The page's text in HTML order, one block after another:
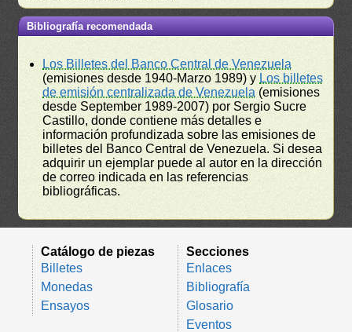
Bibliografía recomendada
Los Billetes del Banco Central de Venezuela
(emisiones desde 1940-Marzo 1989) y Los billetes
de emisión centralizada de Venezuela (emisiones
desde September 1989-2007) por Sergio Sucre
Castillo, donde contiene más detalles e
información profundizada sobre las emisiones de
billetes del Banco Central de Venezuela. Si desea
adquirir un ejemplar puede al autor en la dirección
de correo indicada en las referencias
bibliográficas.
Catálogo de piezas
Billetes
Monedas
Ensayos
Secciones
Enlaces
Bibliografía
Glosario
Eventos